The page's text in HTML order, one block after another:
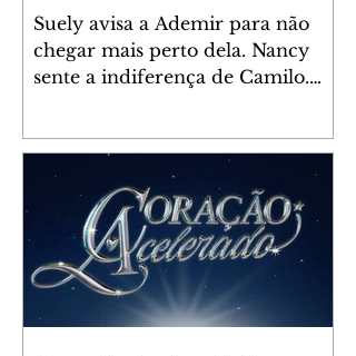
Suely avisa a Ademir para não
chegar mais perto dela. Nancy
sente a indiferença de Camilo.
joalheria. André conta a Pedro
que a associação de advogados
expulsou Ademir. Laurentino
contrata Adriana para servir no
restaurante. Adriana vê Pedro e
Bruna no restaurante. Bruna
provoca Adriana. Dora pede